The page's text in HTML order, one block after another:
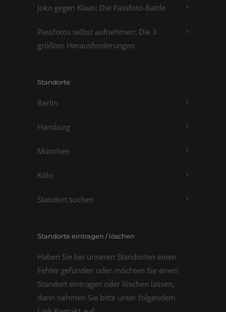
Joko gegen Klaas: Die Passfoto-Battle
Passfotos selbst aufnehmen: Die 3
größten Herausforderungen
Standorte
Berlin
Hamburg
München
Köln
Standort suchen
Standorte eintragen / löschen
Haben Sie bei unseren Standorten einen
Fehler gefunden oder möchten Sie einen
Standort eintragen oder löschen lassen,
dann nehmen Sie bitte unter folgendem